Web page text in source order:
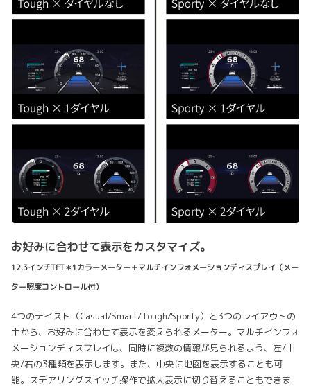
お好みに合わせて表示をカスタマイズ。
12.3インチTFT＊1カラーメーター＋マルチインフォメーションディスプレイ（メー
ター照度コントロール付）
4つのテイスト（Casual/Smart/Tough/Sporty）と3つのレイアウトの
中から、お好みに合わせて表示を変えられるメーター。マルチインフォ
メーションディスプレイは、同時に複数の情報が見られるよう、左/中
央/右の3種類を表示します。また、中央に地図を表示することも可
能。ステアリングスイッチ操作で拡大表示に切り替えることもできま